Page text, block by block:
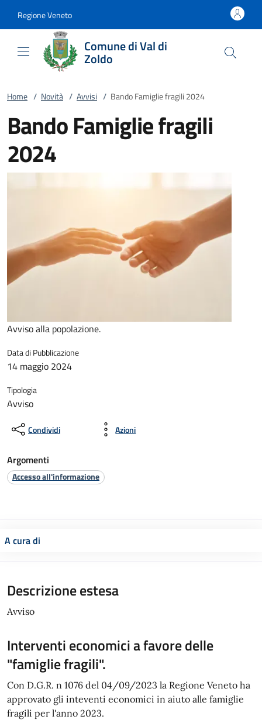
Regione Veneto
Comune di Val di
Zoldo
Home / Novità / Avvisi / Bando Famiglie fragili 2024
Bando Famiglie fragili
2024
Avviso alla popolazione.
Data di Pubblicazione
14 maggio 2024
Tipologia
Avviso
Condividi Azioni
Argomenti
Accesso all'informazione
A cura di
Descrizione estesa
Avviso
Interventi economici a favore delle
"famiglie fragili".
Con D.G.R. n 1076 del 04/09/2023 la Regione Veneto ha
approvato gli inteventi economici in aiuto alle famiglie
fragili per l'anno 2023.